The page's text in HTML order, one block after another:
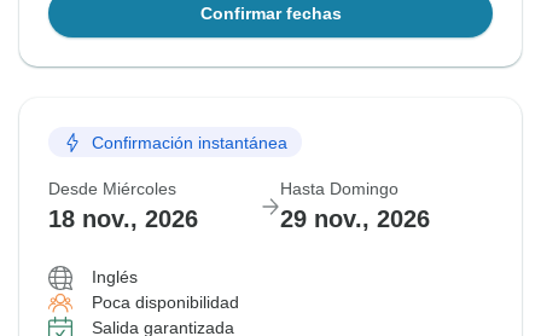
Confirmar fechas
Confirmación instantánea
Desde Miércoles
18 nov., 2026
Hasta Domingo
29 nov., 2026
Inglés
Poca disponibilidad
Salida garantizada